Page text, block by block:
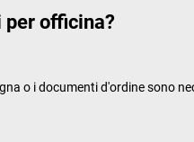
per officina?
o i documenti d'ordine sono